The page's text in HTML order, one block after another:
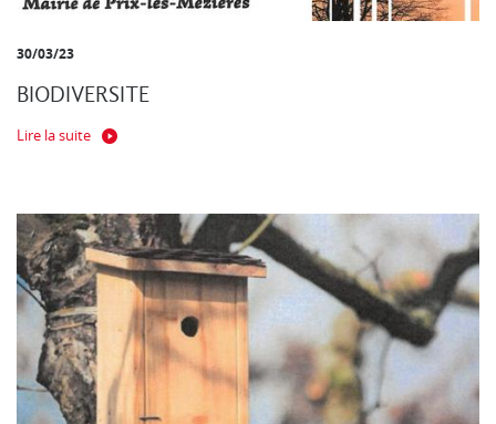
30/03/23
BIODIVERSITE
Lire la suite